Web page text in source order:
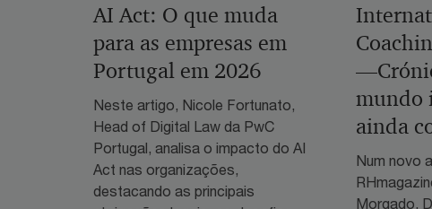
AI Act: O que muda
para as empresas em
Portugal em 2026
Neste artigo, Nicole Fortunato,
Head of Digital Law da PwC
Portugal, analisa o impacto do AI
Act nas organizações,
destacando as principais
mundo
ainda
Num novo
Morgado,